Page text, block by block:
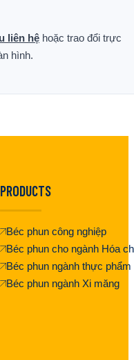
liên hệ hoặc trao đổi trực
hình.
PRODUCTS
Béc phun công nghiệp
Béc phun cho ngành Hóa
Béc phun ngành thực phẩm
Béc phun ngành Xi măng